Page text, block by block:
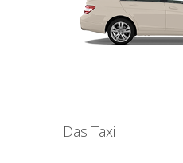
Das Taxi